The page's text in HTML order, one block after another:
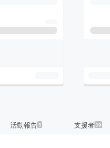
活動報告5 支援者39